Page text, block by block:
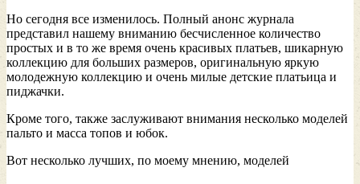
Но сегодня все изменилось. Полный анонс журнала
представил нашему вниманию бесчисленное количество
простых и в то же время очень красивых платьев, шикарную
коллекцию для больших размеров, оригинальную яркую
молодежную коллекцию и очень милые детские платьица и
пиджачки.
Кроме того, также заслуживают внимания несколько моделей
пальто и масса топов и юбок.
Вот несколько лучших, по моему мнению, моделей